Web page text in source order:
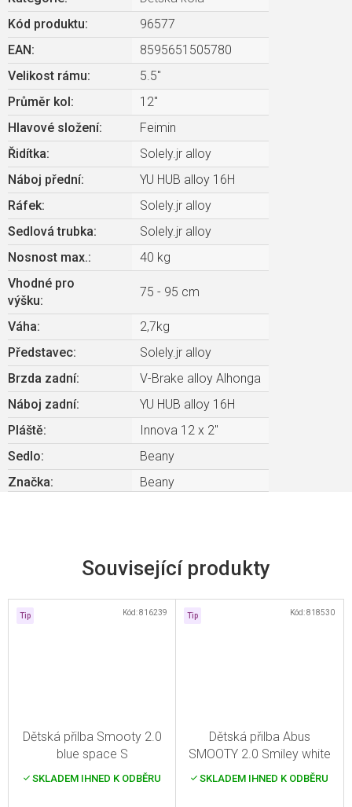
Související produkty
Tip
Dětská přilba Smooty 2.0
blue space S
SKLADEM IHNED K ODBĚRU
Kód:816239 Tip
Dětská přilba Abus
SMOOTY 2.0 Smiley white
(M)
SKLADEM IHNED K ODBĚRU
Kód:818530
Kód produktu:
96577
EAN:
8595651505780
Velikost rámu:
5.5"
Průměr kol:
12"
Hlavové složení:
Feimin
Řidítka:
Solely.jr alloy
Náboj přední:
YU HUB alloy 16H
Ráfek:
Solely.jr alloy
Sedlová trubka:
Solely.jr alloy
Nosnost max.:
40 kg
Vhodné pro
výšku:
75 - 95 cm
Váha:
2,7kg
Představec:
Solely.jr alloy
Brzda zadní:
V-Brake alloy Alhonga
Náboj zadní:
YU HUB alloy 16H
Pláště:
Innova 12 x 2"
Sedlo:
Beany
Značka: Beany